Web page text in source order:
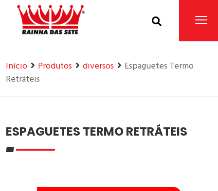
Home Produtos
Início Produtos diversos
Espaguetes Termo
Retráteis
ESPAGUETES TERMO RETRÁTEIS